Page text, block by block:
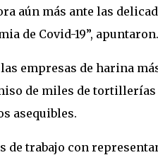
aún más ante las
de Covid-19”, apuntaron.
empresas de harina
de miles de tortillerías
asequibles.
de trabajo con